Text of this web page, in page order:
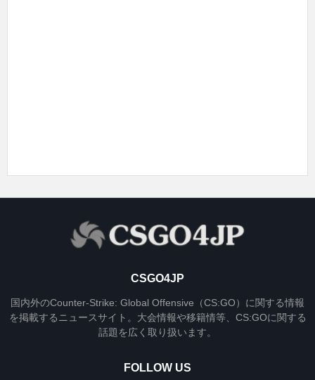
CSGO4JP
国内外のCounter-Strike: Global Offensive（CS:GO）に関する情報
を掲載するニュースサイト。大会情報や移籍情等、CS:GOに関する
話題を広く取り扱います。
FOLLOW US